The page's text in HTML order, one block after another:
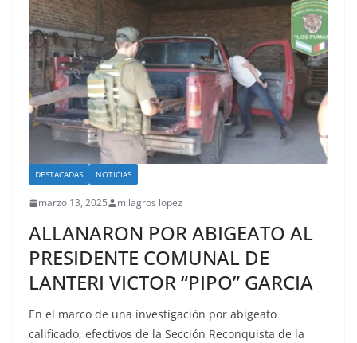
DESTACADAS NOTICIAS
marzo 13, 2025 milagros lopez
ALLANARON POR ABIGEATO AL
PRESIDENTE COMUNAL DE
LANTERI VICTOR “PIPO” GARCIA
En el marco de una investigación por abigeato
calificado, efectivos de la Sección Reconquista de la